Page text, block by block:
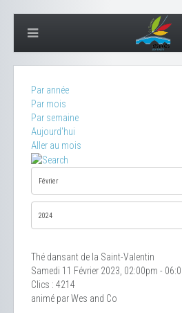
Par année
Par mois
Par semaine
Aujourd'hui
Aller au mois
Thé dansant de la Saint-Valentin
Samedi 11 Février 2023, 02:00pm -
Clics : 4214
animé par Wes and Co